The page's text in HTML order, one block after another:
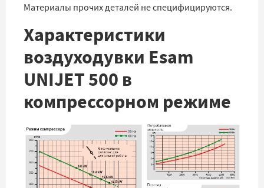
Материалы прочих деталей не специфицируются.
Характеристики
воздуходувки Esam
UNIJET 500 в
компрессорном режиме